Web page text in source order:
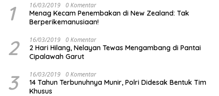
1 16/03/2019 0 Komentar
Menag Kecam Penembakan di New Zealand: Tak
Berperikemanusiaan!
2 16/03/2019 0 Komentar
2 Hari Hilang, Nelayan Tewas Mengambang di Pantai
Cipalawah Garut
3 16/03/2019 0 Komentar
14 Tahun Terbunuhnya Munir, Polri Didesak Bentuk Tim
Khusus